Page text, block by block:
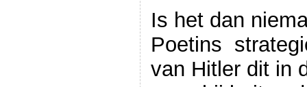
Is het dan
Poetins
van Hitler dit in